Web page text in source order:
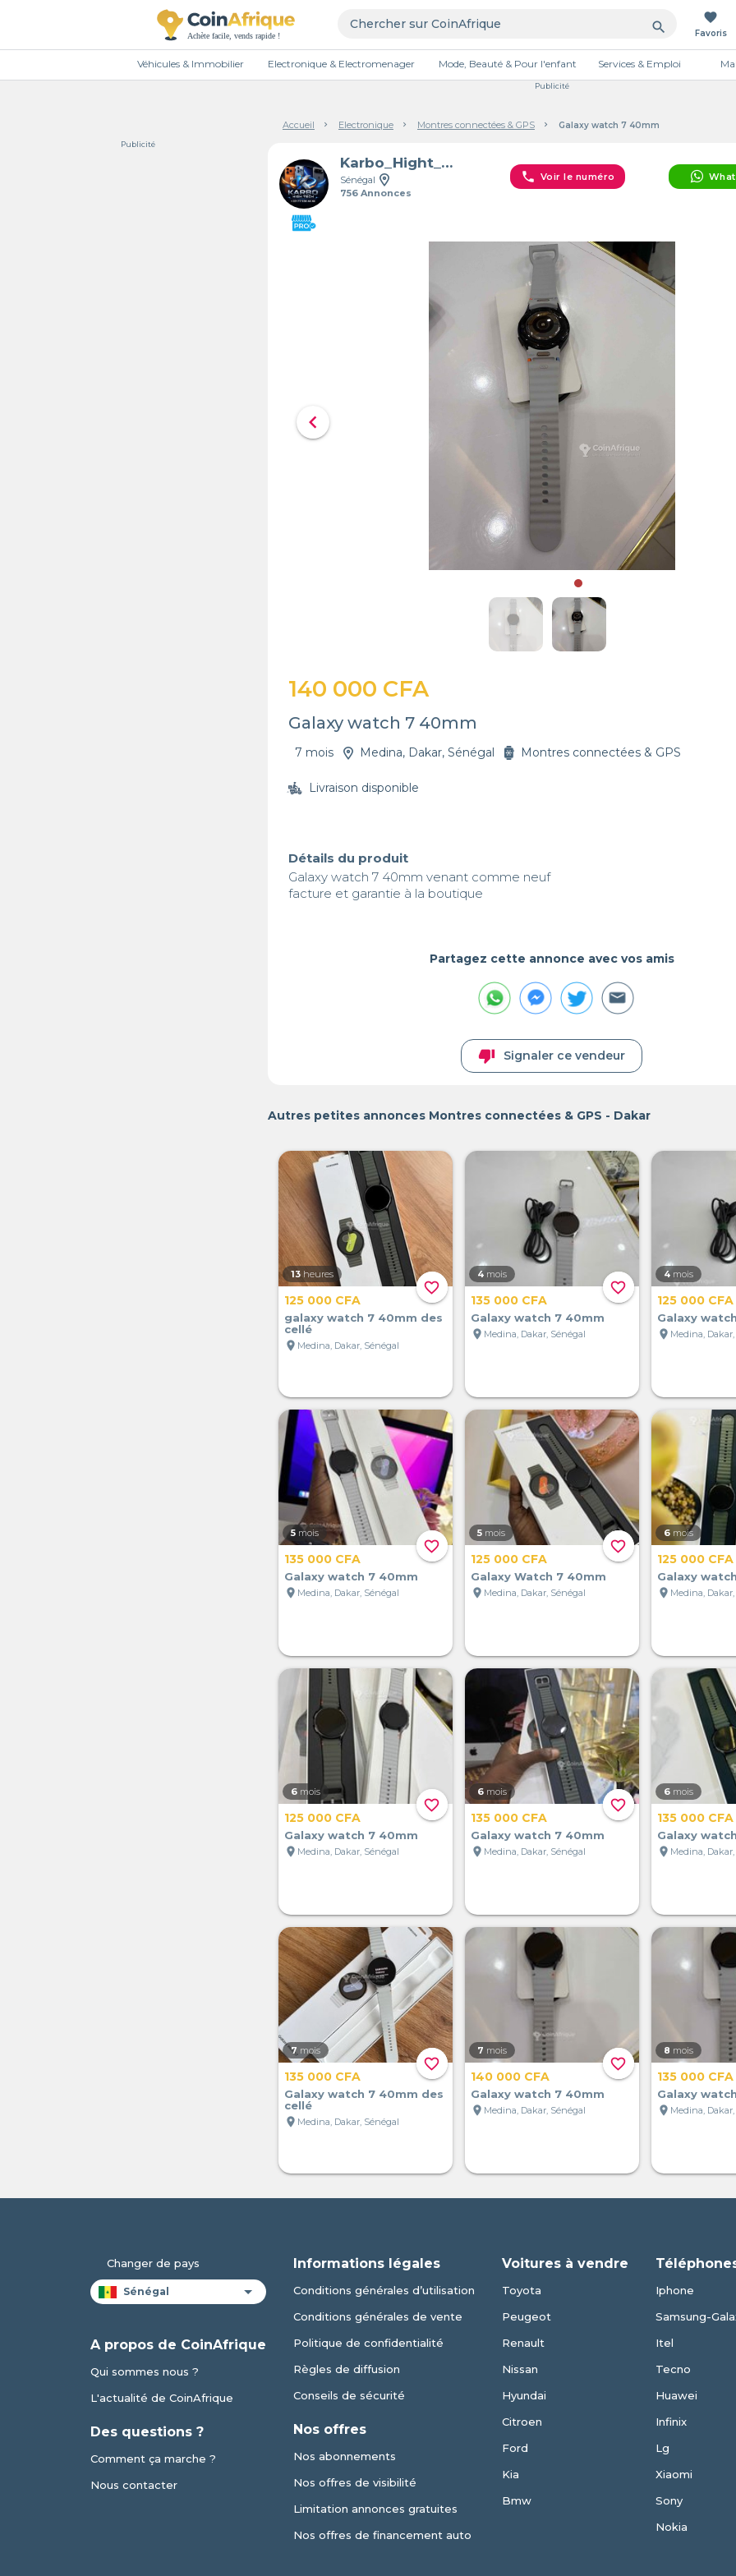
search
favorite
Favoris
Véhicules & Immobilier Electronique & Electromenager Mode, Beauté & Pour l'enfant Services & Emploi
Publicité
Accueil Electronique Montres connectées & GPS Galaxy watch 7 40mm
Publicité
Karbo_Hight_Tech
Sénégal
756 Annonces
phone Voir le numéro
chevron_left
140 000 CFA
Galaxy watch 7 40mm
7 mois Medina, Dakar, Sénégal Montres connectées & GPS
Livraison disponible
Détails du produit
Galaxy watch 7 40mm venant comme neuf
facture et garantie à la boutique
Partagez cette annonce avec vos amis
thumb_down Signaler ce vendeur
Autres petites annonces Montres connectées & GPS - Dakar
favorite_border
13 heures
125 000 CFA
galaxy watch 7 40mm des
cellé
location_on Medina, Dakar, Sénégal
favorite_border
4 mois
135 000 CFA
Galaxy watch 7 40mm
location_on Medina, Dakar, Sénégal
4 mois
125 000 CFA
Galaxy
location_on Medina,
favorite_border
5 mois
135 000 CFA
Galaxy watch 7 40mm
location_on Medina, Dakar, Sénégal
favorite_border
5 mois
125 000 CFA
Galaxy Watch 7 40mm
location_on Medina, Dakar, Sénégal
6 mois
125 000 CFA
Galaxy
location_on Medina,
favorite_border
6 mois
125 000 CFA
Galaxy watch 7 40mm
location_on Medina, Dakar, Sénégal
favorite_border
6 mois
135 000 CFA
Galaxy watch 7 40mm
location_on Medina, Dakar, Sénégal
6 mois
135 000 CFA
Galaxy
location_on Medina,
favorite_border
7 mois
135 000 CFA
Galaxy watch 7 40mm des
cellé
location_on Medina, Dakar, Sénégal
favorite_border
7 mois
140 000 CFA
Galaxy watch 7 40mm
location_on Medina, Dakar, Sénégal
8 mois
135 000 CFA
Galaxy
location_on Medina,
Changer de pays
A propos de CoinAfrique
Qui sommes nous ?
L'actualité de CoinAfrique
Des questions ?
Comment ça marche ?
Nous contacter
Informations légales
Conditions générales d’utilisation
Conditions générales de vente
Politique de confidentialité
Règles de diffusion
Conseils de sécurité
Nos offres
Nos abonnements
Nos offres de visibilité
Limitation annonces gratuites
Nos offres de financement auto
Voitures à vendre
Toyota
Peugeot
Renault
Nissan
Hyundai
Citroen
Ford
Kia
Bmw
Iphone
Samsung-
Itel
Tecno
Huawei
Infinix
Lg
Xiaomi
Sony
Nokia